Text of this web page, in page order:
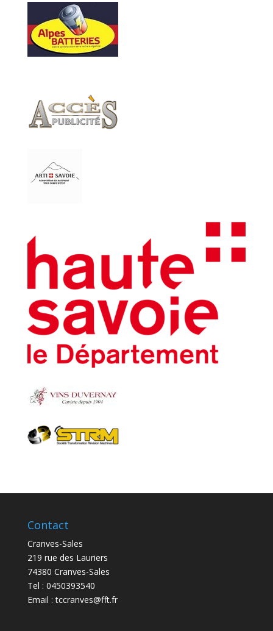
Contact
Cranves-Sales
219 rue des Lauriers
74380 Cranves-Sales
Tel : 0450393540
Email :tccranves@fft.fr